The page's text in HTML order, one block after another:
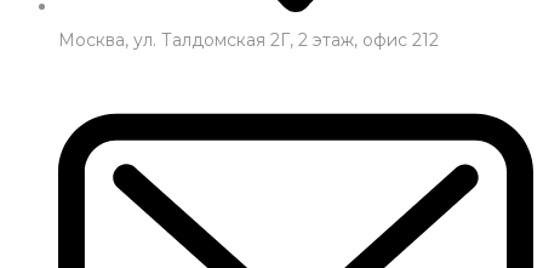
Москва, ул. Талдомская 2Г, 2 этаж, офис 212